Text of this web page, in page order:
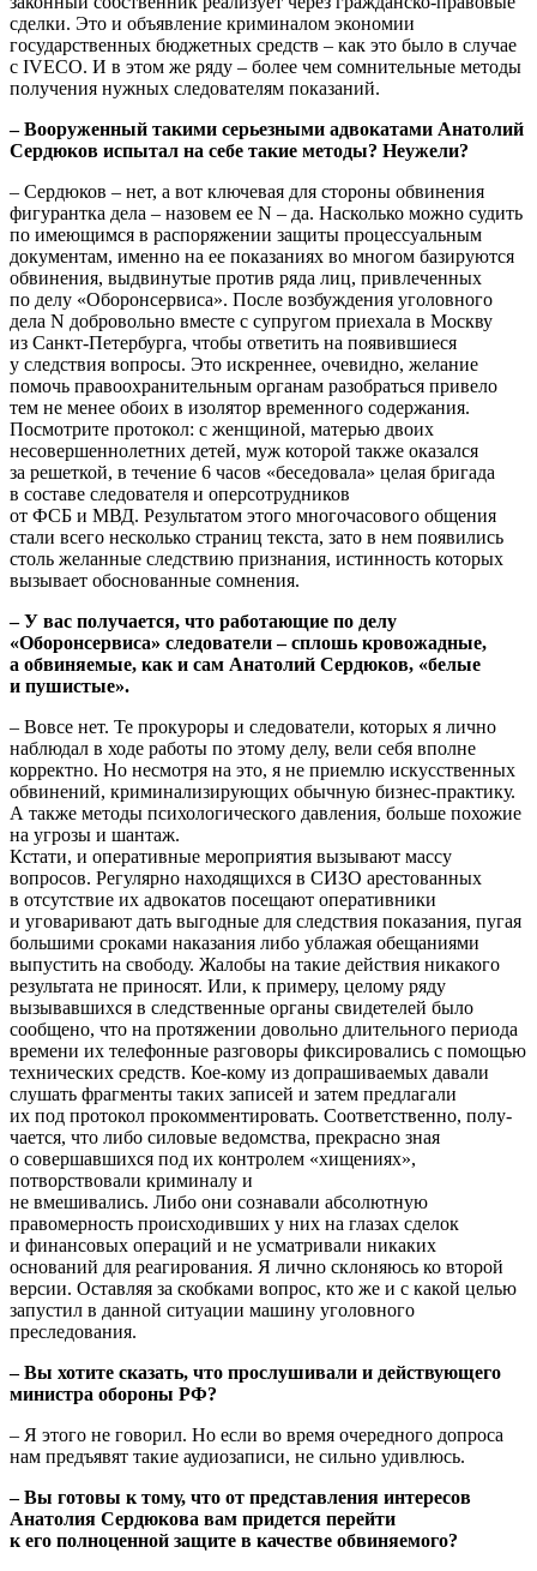
сделки. Это и объявление криминалом экономии
государственных бюджетных средств – как это было в случае
с IVEСO. И в этом же ряду – более чем сомнительные методы
получения нужных следователям показаний.
– Вооруженный такими серьезными адвокатами Анатолий
Сердюков испытал на себе такие методы? Неужели?
– Сердюков – нет, а вот ключевая для стороны обвинения
фигурантка дела – назовем ее N – да. Насколько можно судить
по имеющимся в распоряжении защиты процессуальным
документам, именно на ее показаниях во многом базируются
обвинения, выдвинутые против ряда лиц, привлеченных
по делу «Оборонсервиса». После возбуждения уголовного
дела N добровольно вместе c супругом приехала в Москву
из Санкт-Петербурга, чтобы ответить на появившиеся
y следствия вопросы. Это искреннее, очевидно, желание
помочь правоохранительным органам разобраться привело
тем не менее обоих в изолятор временного содержания.
Посмотрите протокол: c женщиной, матерью двоих
несовершеннолетних детей, муж которой также оказался
за решеткой, в течение 6 часов «беседовала» целая бригада
в составе следователя и оперсотрудников
от ФСБ и МВД. Результатом этого многочасового общения
стали всего несколько страниц текста, зато в нем появились
столь желанные следствию признания, истинность которых
вызывает обоснованные сомнения.
– У вас получается, что работающие по делу
«Оборонсервиса» следователи – сплошь кровожадные,
a обвиняемые, как и сам Анатолий Сердюков, «белые
и пушистые».
– Вовсе нет. Те прокуроры и следователи, которых я лично
наблюдал в ходе работы по этому делу, вели себя вполне
корректно. Но несмотря на это, я не приемлю искусственных
обвинений, криминализирующих обычную бизнес-практику.
A также методы психологического давления, больше похожие
на угрозы и шантаж.
Кстати, и оперативные мероприятия вызывают массу
вопросов. Регулярно находящихся в СИЗО арестованных
в отсутствие их адвокатов посещают оперативники
и уговаривают дать выгодные для следствия показания, пугая
большими сроками наказания либо ублажая обещаниями
выпустить на свободу. Жалобы на такие действия никакого
результата не приносят. Или, к примеру, целому ряду
вызывавшихся в следственные органы свидетелей было
сообщено, что на протяжении довольно длительного периода
времени их телефонные разговоры фиксировались c помощью
технических средств. Кое-кому из допрашиваемых давали
слушать фрагменты таких записей и затем предлагали
их под протокол прокомментировать. Соответственно, полу-
чается, что либо силовые ведомства, прекрасно зная
o совершавшихся под их контролем «хищениях»,
потворствовали криминалу и
не вмешивались. Либо они сознавали абсолютную
правомерность происходивших y них на глазах сделок
и финансовых операций и не усматривали никаких
оснований для реагирования. Я лично склоняюсь ко второй
версии. Оставляя за скобками вопрос, кто же и c какой целью
запустил в данной ситуации машину уголовного
преследования.
– Вы хотите сказать, что прослушивали и действующего
министра обороны РФ?
– Я этого не говорил. Но если во время очередного допроса
нам предъявят такие аудиозаписи, не сильно удивлюсь.
– Вы готовы к тому, что от представления интересов
Анатолия Сердюкова вам придется перейти
к его полноценной защите в качестве обвиняемого?